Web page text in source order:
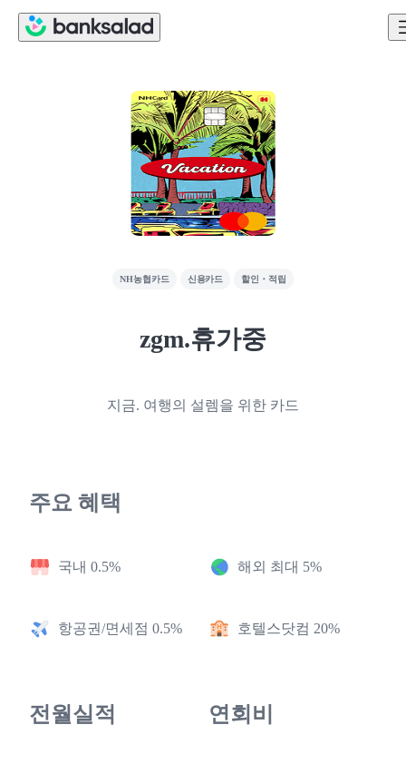
NH농협카드 신용카드 할인・적립
zgm.휴가중
지금. 여행의 설렘을 위한 카드
주요 혜택
국내 0.5% 해외 최대 5%
항공권/면세점 0.5% 호텔스닷컴 20%
전월실적 연회비